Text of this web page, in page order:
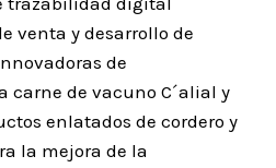
venta y desarrollo de
de
carne de vacuno C´alial y
enlatados de cordero y
la mejora de la